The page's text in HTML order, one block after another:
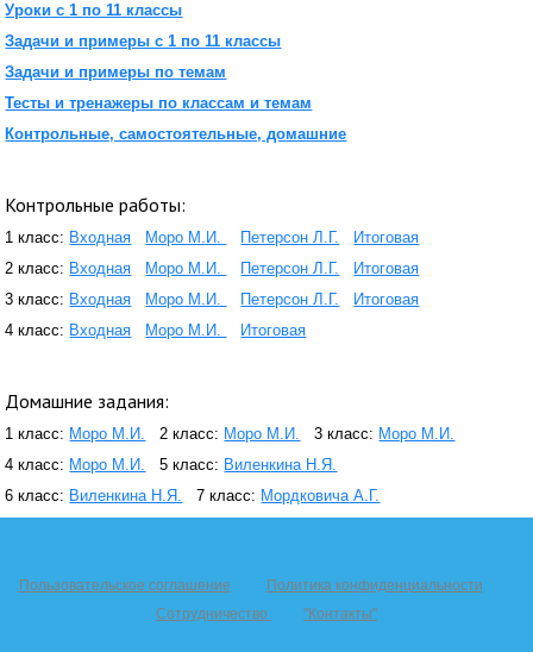
Уроки с 1 по 11 классы
Задачи и примеры с 1 по 11 классы
Задачи и примеры по темам
Тесты и тренажеры по классам и темам
Контрольные, самостоятельные, домашние
Контрольные работы:
1 класс: Входная Моро М.И. Петерсон Л.Г.
Итоговая
2 класс: Входная Моро М.И. Петерсон Л.Г.
Итоговая
3 класс: Входная Моро М.И. Петерсон Л.Г.
Итоговая
4 класс: Входная Моро М.И. Итоговая
Домашние задания:
1 класс: Моро М.И. 2 класс: Моро М.И. 3 класс: Моро М.И.
4 класс: Моро М.И. 5 класс: Виленкина Н.Я.
6 класс: Виленкина Н.Я. 7 класс: Мордковича А.Г.
Пользовательское соглашение
Политика конфиденциальности
Сотрудничество
"Контакты"